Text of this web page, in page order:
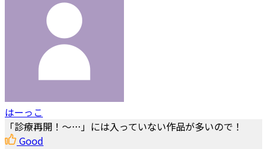
はーっこ
「診療再開！～…」には入っていない作品が多いので！
Good